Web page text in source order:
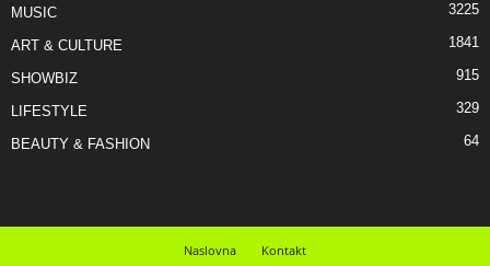
MUSIC 3225
ART & CULTURE 1841
SHOWBIZ 915
LIFESTYLE 329
BEAUTY & FASHION 64
Naslovna Kontakt